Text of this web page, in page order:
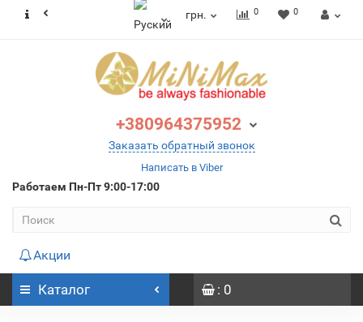
грн. 0 0
+380964375952
Заказать обратный звонок
Написать в Viber
Работаем Пн-Пт 9:00-17:00
Акции
Каталог : 0